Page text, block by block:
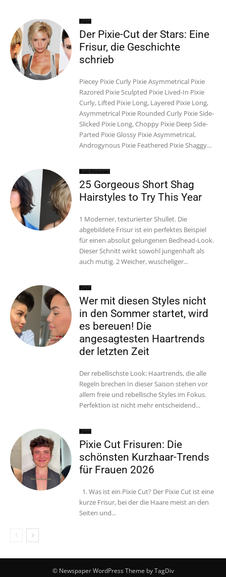
Pixie
Der Pixie-Cut der Stars: Eine
Frisur, die Geschichte
schrieb
Piecey Pixie Curly Pixie Asymmetrical Pixie
Razored Pixie Sculpted Pixie Lived-In Pixie
Curly, Lifted Pixie Long, Layered Pixie Long,
Asymmetrical Pixie Rounded Curly Pixie Side-
Slicked Pixie Long, Choppy Pixie Deep Side-
Parted Pixie Glossy Pixie Asymmetrical,
Androgynous Pixie Feathered Pixie Shaggy...
Bob Frisuren
25 Gorgeous Short Shag
Hairstyles to Try This Year
1 Moderner, texturierter Shullet. Die
abgebildete Frisur ist ein perfektes Beispiel
für einen absolut gelungenen Bedhead-Look.
Dieser Schnitt wirkt sowohl jungenhaft als
auch mutig. 2 Weicher, wuscheliger...
Pixie
Wer mit diesen Styles nicht
in den Sommer startet, wird
es bereuen! Die
angesagtesten Haartrends
der letzten Zeit
Der rebellischste Look: Haartrends, die alle
Regeln brechen In dieser Saison stehen vor
allem freie und rebellische Styles im Fokus.
Perfektion ist nicht mehr entscheidend...
Pixie
Pixie Cut Frisuren: Die
schönsten Kurzhaar-Trends
für Frauen 2026
1. Was ist ein Pixie Cut? Der Pixie Cut ist eine
kurze Frisur, bei der die Haare meist an den
Seiten und...
© Newspaper WordPress Theme by TagDiv